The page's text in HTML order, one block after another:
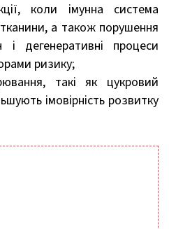
коли імунна система
а також порушення
дегенеративні процеси
ризику;
такі як цукровий
імовірність розвитку